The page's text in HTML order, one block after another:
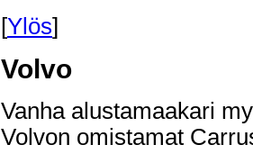
[Ylös]
Volvo
Vanha alustamaakari
Volvon omistamat